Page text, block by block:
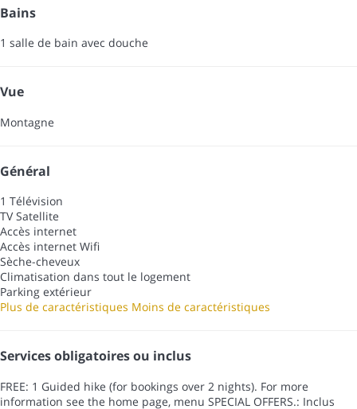
Bains
1 salle de bain avec douche
Vue
Montagne
Général
1 Télévision
TV Satellite
Accès internet
Accès internet Wifi
Sèche-cheveux
Climatisation dans tout le logement
Parking extérieur
Plus de caractéristiques Moins de caractéristiques
Services obligatoires ou inclus
FREE: 1 Guided hike (for bookings over 2 nights). For more
information see the home page, menu SPECIAL OFFERS.: Inclus